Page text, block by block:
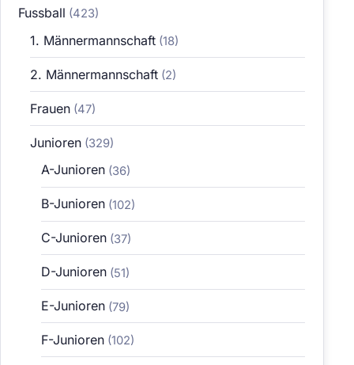
Fussball (423)
1. Männermannschaft(18)
2. Männermannschaft(2)
Frauen(47)
Junioren(329)
A-Junioren (36)
B-Junioren (102)
C-Junioren (37)
D-Junioren (51)
E-Junioren (79)
F-Junioren (102)